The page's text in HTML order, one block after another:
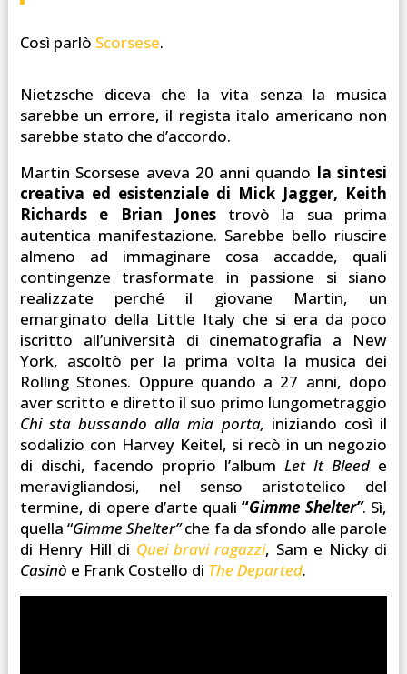
Così parlò Scorsese.
Nietzsche diceva che la vita senza la musica
sarebbe un errore, il regista italo americano non
sarebbe stato che d’accordo.
Martin Scorsese aveva 20 anni quando la sintesi
creativa ed esistenziale di Mick Jagger, Keith
Richards e Brian Jonestrovò la sua prima
autentica manifestazione. Sarebbe bello riuscire
almeno ad immaginare cosa accadde, quali
contingenze trasformate in passione si siano
realizzate perché il giovane Martin, un
emarginato della Little Italy che si era da poco
iscritto all’università di cinematografia a New
York, ascoltò per la prima volta la musica dei
Rolling Stones. Oppure quando a 27 anni, dopo
aver scritto e diretto il suo primo lungometraggio
Chi sta bussando alla mia porta, iniziando così il
sodalizio con Harvey Keitel, si recò in un negozio
di dischi, facendo proprio l’albumLet It Bleede
meravigliandosi, nel senso aristotelico del
termine, di opere d’arte quali“Gimme Shelter”. Sì,
quella “Gimme Shelter”che fa da sfondo alle parole
di Henry Hill di Quei bravi ragazzi, Sam e Nicky di
Casinò e Frank Costello di The Departed.